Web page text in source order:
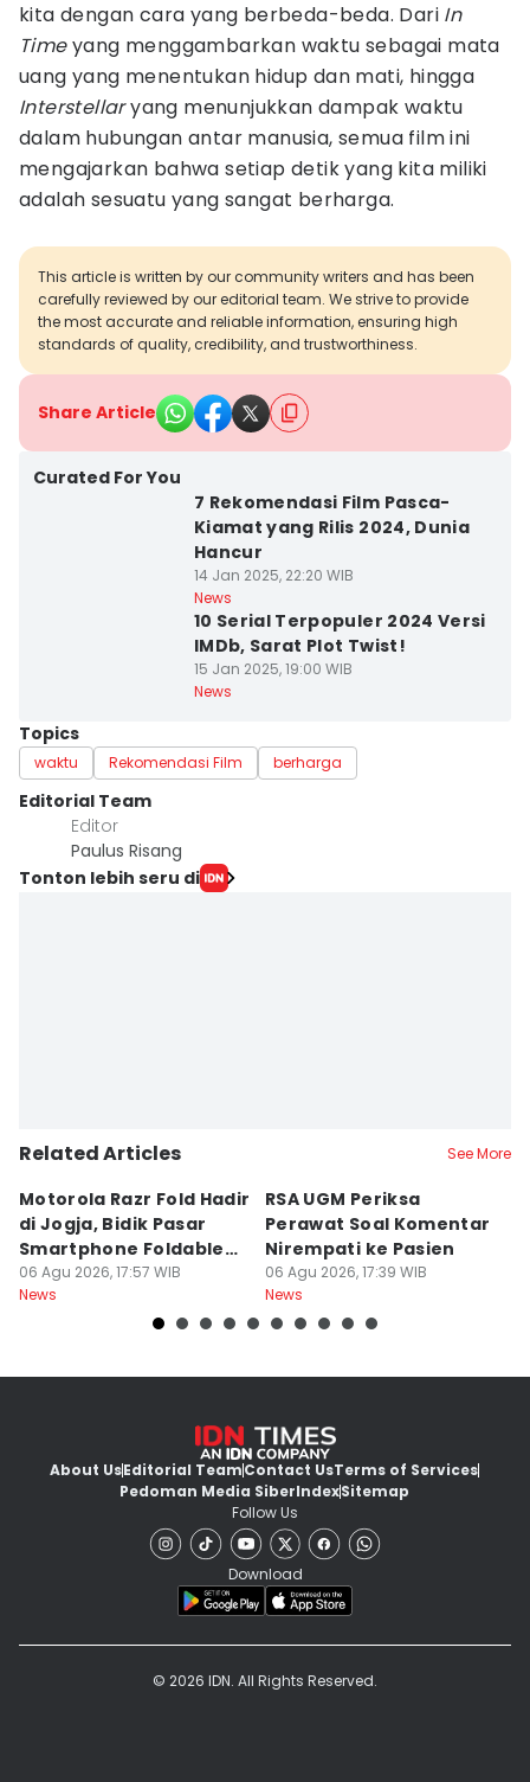
kita dengan cara yang berbeda-beda. Dari In
Timeyang menggambarkan waktu sebagai mata
uang yang menentukan hidup dan mati, hingga
Interstellaryang menunjukkan dampak waktu
dalam hubungan antar manusia, semua film ini
mengajarkan bahwa setiap detik yang kita miliki
adalah sesuatu yang sangat berharga.
This article is written by our community writers and has been
carefully reviewed by our editorial team. We strive to provide
the most accurate and reliable information, ensuring high
standards of quality, credibility, and trustworthiness.
Share Article
Curated For You
7 Rekomendasi Film Pasca-
Kiamat yang Rilis 2024, Dunia
Hancur
14 Jan 2025, 22:20 WIB
News
10 Serial Terpopuler 2024 Versi
IMDb, Sarat Plot Twist!
15 Jan 2025, 19:00 WIB
News
Topics
waktu Rekomendasi Film berharga
Editorial Team
Editor
Paulus Risang
Tonton lebih seru di
Related Articles See More
Motorola Razr Fold Hadir
di Jogja, Bidik Pasar
Smartphone Foldable
Premium
06 Agu 2026, 17:57 WIB
News
RSA UGM Periksa
Perawat Soal Komentar
Nirempati ke Pasien
06 Agu 2026, 17:39 WIB
News
About UsEditorial TeamContact UsTerms of Services
Pedoman Media SiberIndexSitemap
Follow Us
Download
© 2026 IDN. All Rights Reserved.